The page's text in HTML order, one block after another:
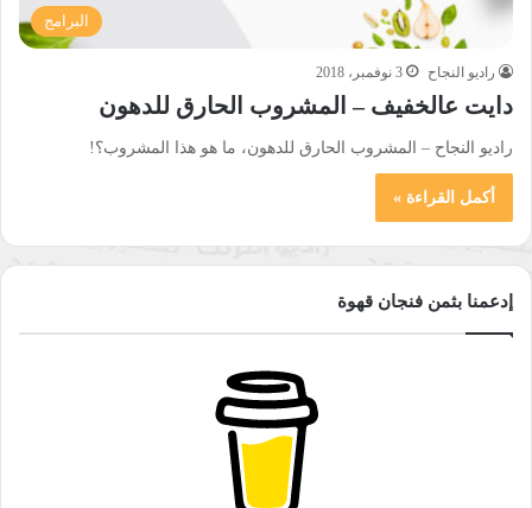
البرامج
راديو النجاح 3 نوفمبر، 2018
دايت عالخفيف – المشروب الحارق للدهون
راديو النجاح – المشروب الحارق للدهون، ما هو هذا المشروب؟!
أكمل القراءة »
إدعمنا بثمن فنجان قهوة